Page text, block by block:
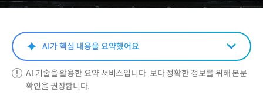
열림)
AI가 핵심 내용을 요약했어요
AI 기술을 활용한 요약 서비스입니다. 보다 정확한 정보를 위해 본문
확인을 권장합니다.